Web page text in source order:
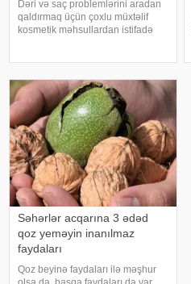
Dəri və saç problemlərini aradan
qaldırmaq üçün çoxlu müxtəlif
kosmetik məhsullardan istifadə
ola biləcəyini bildirirlər. xəbər verir
ki
Səhərlər acqarına 3 ədəd
qoz yeməyin inanılmaz
faydaları
Qoz beyinə faydaları ilə məşhur